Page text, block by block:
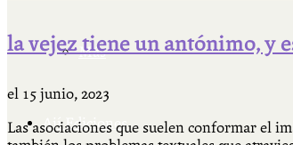
Más
Ají Ediciones
la vejez tiene un antónimo, y
el 15 junio, 2023
Las asociaciones que suelen conformar el